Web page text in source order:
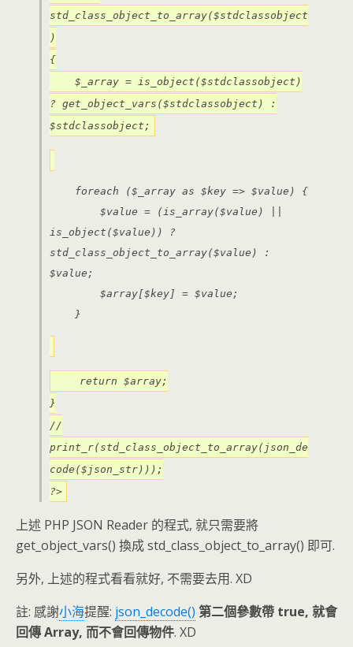
std_class_object_to_array($stdclassobject
)
{
$_array = is_object($stdclassobject)
? get_object_vars($stdclassobject) :
$stdclassobject;
foreach ($_array as $key => $value) {
$value = (is_array($value) ||
is_object($value)) ?
std_class_object_to_array($value) :
$value;
$array[$key] = $value;
}
return $array;
}
//
print_r(std_class_object_to_array(json_de
code($json_str)));
?>
上述 PHP JSON Reader 的程式, 就只需要將
get_object_vars() 換成 std_class_object_to_array() 即可.
另外, 上述的程式看看就好, 不需要去用. XD
註: 感謝小海提醒: json_decode() 第二個參數帶 true, 就會
回傳 Array, 而不會回傳物件. XD